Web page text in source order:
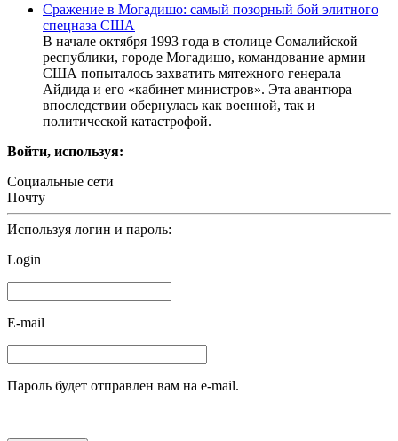
Сражение в Могадишо: самый позорный бой элитного
спецназа США
В начале октября 1993 года в столице Сомалийской
республики, городе Могадишо, командование армии
США попыталось захватить мятежного генерала
Айдида и его «кабинет министров». Эта авантюра
впоследствии обернулась как военной, так и
политической катастрофой.
Войти, используя:
Социальные сети
Почту
Используя логин и пароль:
Login
E-mail
Пароль будет отправлен вам на e-mail.